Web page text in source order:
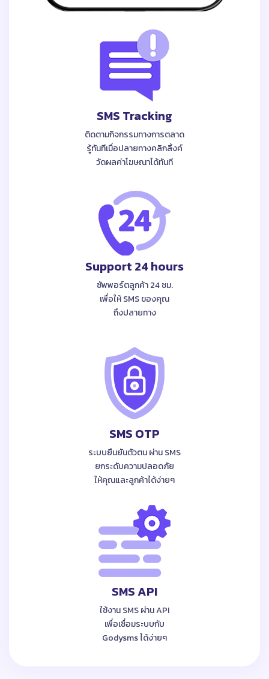
SMS OTP
ระบบยืนยันตัวตน ผ่าน SMS
ยกระดับความปลอดภัย
ให้คุณและลูกค้าได้ง่ายๆ
SMS API
ใช้งาน SMS ผ่าน API
เพื่อเชื่อมระบบกับ
Godysms ได้ง่ายๆ
SMS Tracking
ติดตามกิจกรรมทางการตลาด
รู้ทันทีเมื่อปลายทางคลิกลิ้งค์
วัดผลค่าโฆษณาได้ทันที
Support 24 hours
ซัพพอร์ตลูกค้า 24 ชม.
เพื่อให้ SMS ของคุณ
ถึงปลายทาง